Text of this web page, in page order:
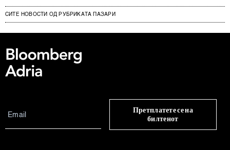
СИТЕ НОВОСТИ ОД РУБРИКАТА ПАЗАРИ
Претплатете се на
билтенот